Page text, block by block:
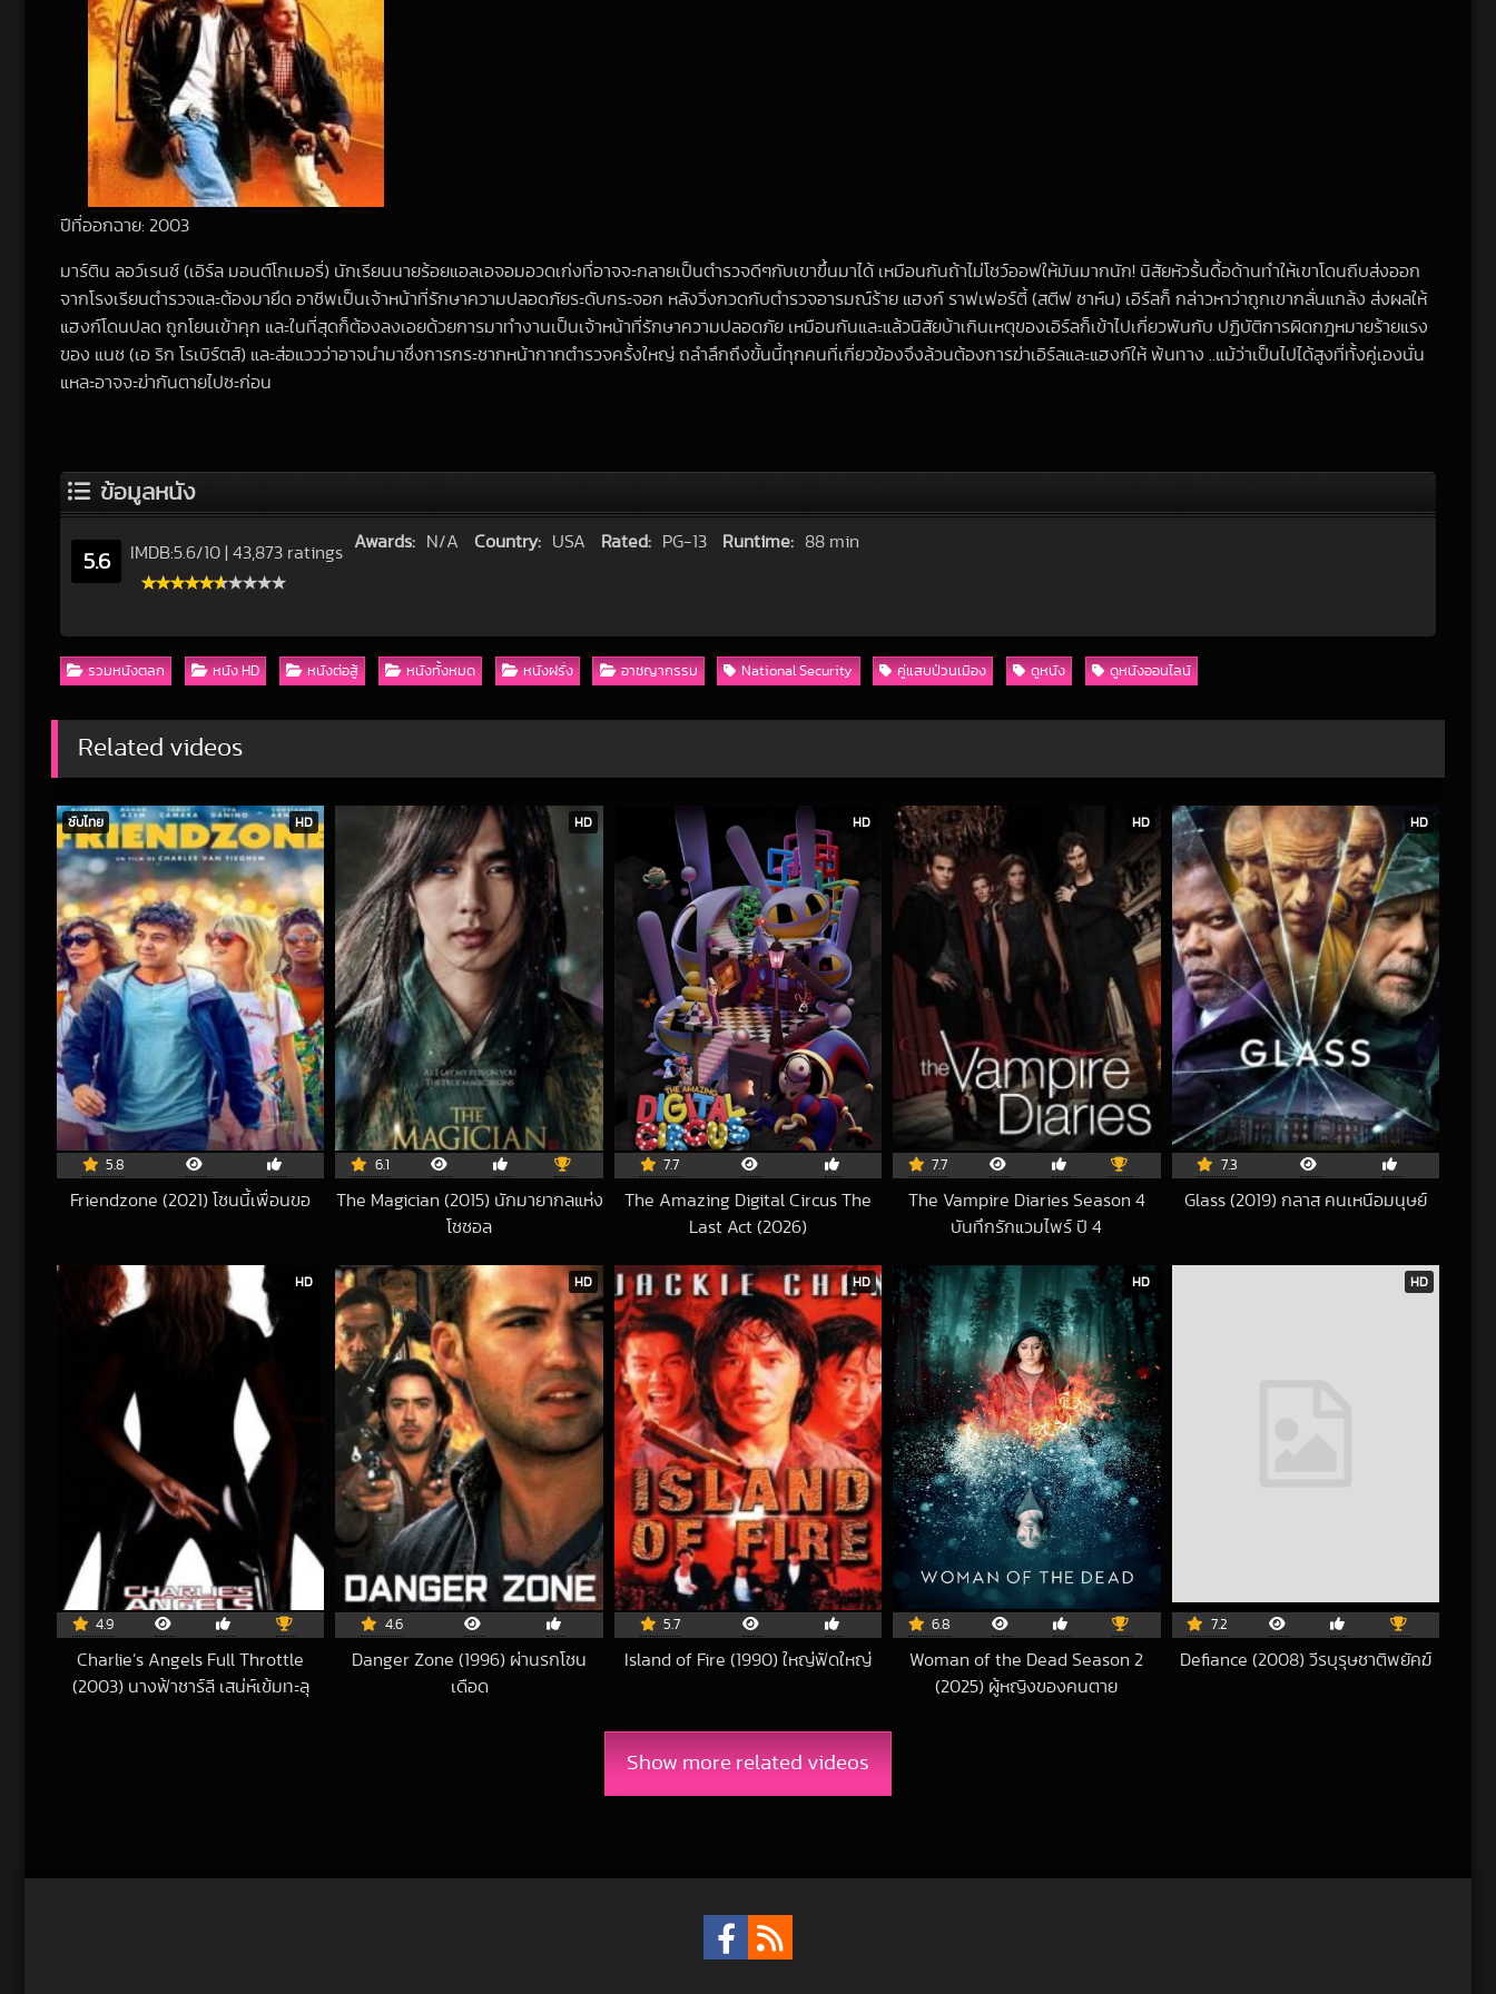
ปีที่ออกฉาย: 2003
มาร์ติน ลอว์เรนซ์ (เอิร์ล มอนต์โกเมอรี่) นักเรียนนายร้อยแอลเอจอมอวดเก่งที่อาจจะกลายเป็นตำรวจดีๆกับเขาขึ้นมาได้ เหมือนกันถ้าไม่โชว์ออฟให้มันมากนัก! นิสัยหัวรั้นดื้อด้านทำให้เขาโดนถีบส่งออก
จากโรงเรียนตำรวจและต้องมายึด อาชีพเป็นเจ้าหน้าที่รักษาความปลอดภัยระดับกระจอก หลังวิ่งกวดกับตำรวจอารมณ์ร้าย แฮงก์ ราฟเฟอร์ตี้ (สตีฟ ซาห์น) เอิร์ลก็ กล่าวหาว่าถูกเขากลั่นแกล้ง ส่งผลให้
แฮงก์โดนปลด ถูกโยนเข้าคุก และในที่สุดก็ต้องลงเอยด้วยการมาทำงานเป็นเจ้าหน้าที่รักษาความปลอดภัย เหมือนกันและแล้วนิสัยบ้าเกินเหตุของเอิร์ลก็เข้าไปเกี่ยวพันกับ ปฏิบัติการผิดกฎหมายร้ายแรง
ของ แนช (เอ ริก โรเบิร์ตส์) และส่อแววว่าอาจนำมาซึ่งการกระชากหน้ากากตำรวจครั้งใหญ่ ถลำลึกถึงขั้นนี้ทุกคนที่เกี่ยวข้องจึงล้วนต้องการฆ่าเอิร์ลและแฮงก์ให้ พ้นทาง ..แม้ว่าเป็นไปได้สูงที่ทั้งคู่เองนั่น
แหละอาจจะฆ่ากันตายไปซะก่อน
ข้อมูลหนัง
5.6 IMDB:5.6/10 43,873 ratings
Awards: N/A Country: USA Rated: PG-13 Runtime: 88 min
รวมหนังตลก หนัง HD หนังต่อสู้ หนังทั้งหมด หนังฝรั่ง อาชญากรรม National Security คู่แสบป่วนเมือง ดูหนัง ดูหนังออนไลน์
Related videos
HD
ซับไทย
5.8
Friendzone (2021) โซนนี้เพื่อนขอ
HD
6.1
The Magician (2015) นักมายากลแห่ง
โชซอล
HD
7.7
The Amazing Digital Circus The
Last Act (2026)
HD
7.7
The Vampire Diaries Season 4
บันทึกรักแวมไพร์ ปี 4
HD
7.3
Glass (2019) กลาส คนเหนือมนุษย์
HD
4.9
Charlie’s Angels Full Throttle
(2003) นางฟ้าชาร์ลี เสน่ห์เข้มทะลุ
HD
4.6
Danger Zone (1996) ผ่านรกโซน
เดือด
HD
5.7
Island of Fire (1990) ใหญ่ฟัดใหญ่
HD
6.8
Woman of the Dead Season 2
(2025) ผู้หญิงของคนตาย
HD
7.2
Defiance (2008) วีรบุรุษชาติพยัคฆ์
Show more related videos